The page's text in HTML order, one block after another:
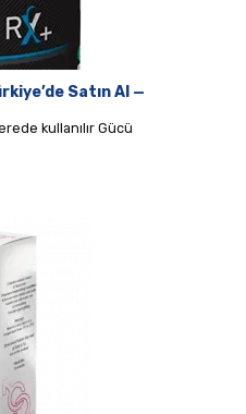
Satın Al —
kullanılır Gücü